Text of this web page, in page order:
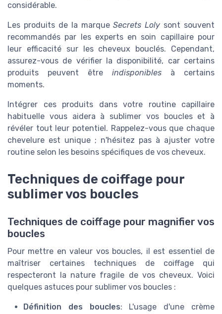
considérable.
Les produits de la marqueSecrets Loly sont souvent
recommandés par les experts en soin capillaire pour
leur efficacité sur les cheveux bouclés. Cependant,
assurez-vous de vérifier la disponibilité, car certains
produits peuvent être indisponibles à certains
moments.
Intégrer ces produits dans votre routine capillaire
habituelle vous aidera à sublimer vos boucles et à
révéler tout leur potentiel. Rappelez-vous que chaque
chevelure est unique ; n'hésitez pas à ajuster votre
routine selon les besoins spécifiques de vos cheveux.
Techniques de coiffage pour
sublimer vos boucles
Techniques de coiffage pour magnifier vos
boucles
Pour mettre en valeur vos boucles, il est essentiel de
maîtriser certaines techniques de coiffage qui
respecteront la nature fragile de vos cheveux. Voici
quelques astuces pour sublimer vos boucles :
Définition des boucles: L'usage d'une crème